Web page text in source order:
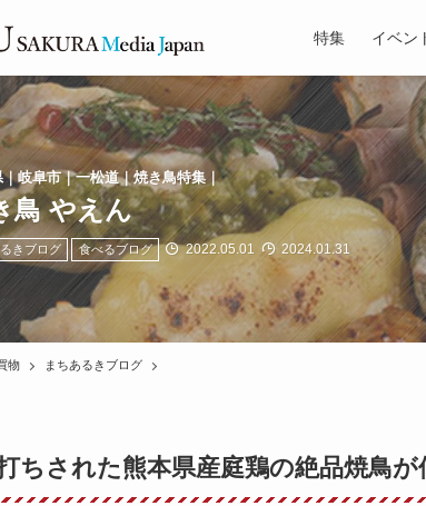
特集 イベン
岐阜市｜一松道｜焼き鳥特集｜
鳥 やえん
きブログ 食べるブログ 2022.05.01 2024.01.31
物 まちあるきブログ
ちされた熊本県産庭鶏の絶品焼鳥が